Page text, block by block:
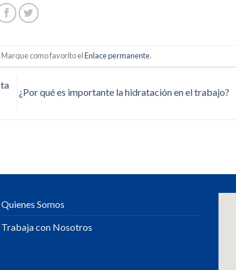
Marque como favorito elEnlace permanente.
¿Por qué es importante la hidratación en el trabajo?
Quienes Somos
Trabaja con Nosotros